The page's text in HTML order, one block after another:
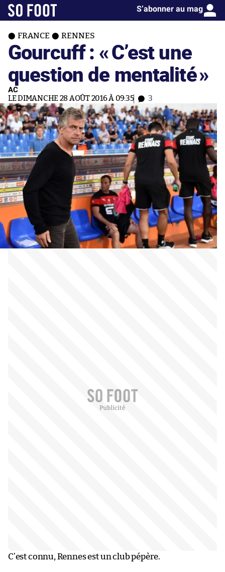
S’abonner au mag
FRANCE RENNES
Gourcuff : «C’est une
question de mentalité»
AC
LE DIMANCHE 28 AOÛT 2016 À 09:35 3
C’est connu, Rennes est un club pépère.